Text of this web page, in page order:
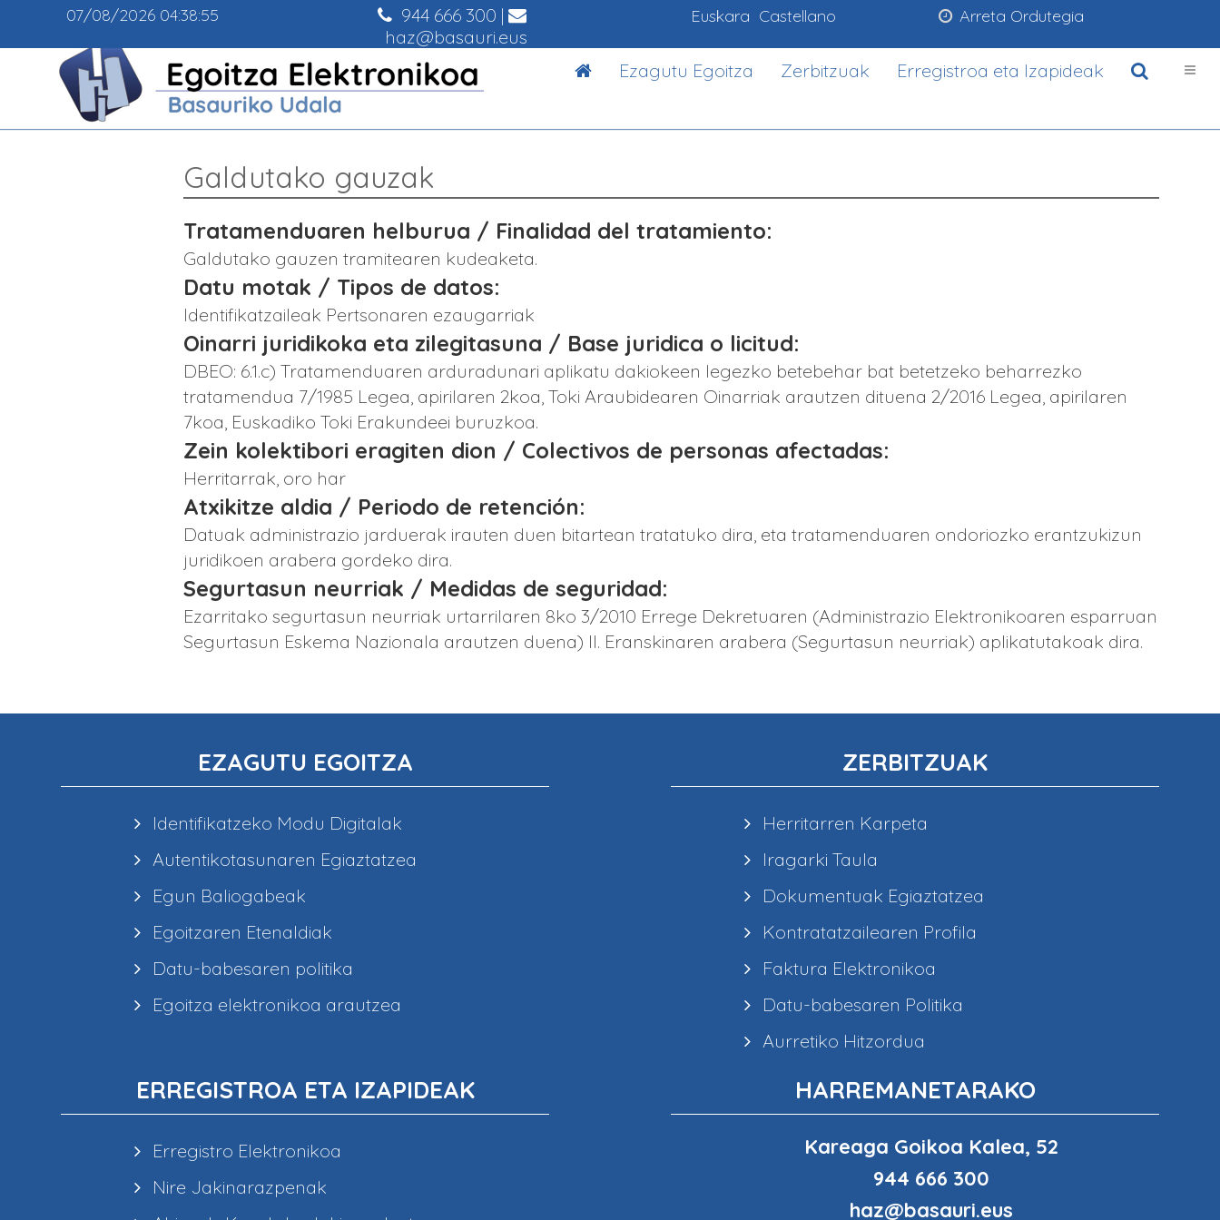
07/08/2026 04:38:55 944 666 300 |
haz@basauri.eus
Euskara Castellano Arreta Ordutegia
Ezagutu Egoitza Zerbitzuak Erregistroa eta Izapideak
Galdutako gauzak
Tratamenduaren helburua / Finalidad del tratamiento:
Galdutako gauzen tramitearen kudeaketa.
Datu motak / Tipos de datos:
Identifikatzaileak Pertsonaren ezaugarriak
Oinarri juridikoka eta zilegitasuna / Base juridica o licitud:
DBEO: 6.1.c) Tratamenduaren arduradunari aplikatu dakiokeen legezko betebehar bat betetzeko beharrezko
tratamendua 7/1985 Legea, apirilaren 2koa, Toki Araubidearen Oinarriak arautzen dituena 2/2016 Legea, apirilaren
7koa, Euskadiko Toki Erakundeei buruzkoa.
Zein kolektibori eragiten dion / Colectivos de personas afectadas:
Herritarrak, oro har
Atxikitze aldia / Periodo de retención:
Datuak administrazio jarduerak irauten duen bitartean tratatuko dira, eta tratamenduaren ondoriozko erantzukizun
juridikoen arabera gordeko dira.
Segurtasun neurriak / Medidas de seguridad:
Ezarritako segurtasun neurriak urtarrilaren 8ko 3/2010 Errege Dekretuaren (Administrazio Elektronikoaren esparruan
Segurtasun Eskema Nazionala arautzen duena) II. Eranskinaren arabera (Segurtasun neurriak) aplikatutakoak dira.
EZAGUTU EGOITZA
Identifikatzeko Modu Digitalak
Autentikotasunaren Egiaztatzea
Egun Baliogabeak
Egoitzaren Etenaldiak
Datu-babesaren politika
Egoitza elektronikoa arautzea
ZERBITZUAK
Herritarren Karpeta
Iragarki Taula
Dokumentuak Egiaztatzea
Kontratatzailearen Profila
Faktura Elektronikoa
Datu-babesaren Politika
Aurretiko Hitzordua
ERREGISTROA ETA IZAPIDEAK
Erregistro Elektronikoa
Nire Jakinarazpenak
HARREMANETARAKO
Kareaga Goikoa Kalea, 52
944 666 300
haz@basauri.eus